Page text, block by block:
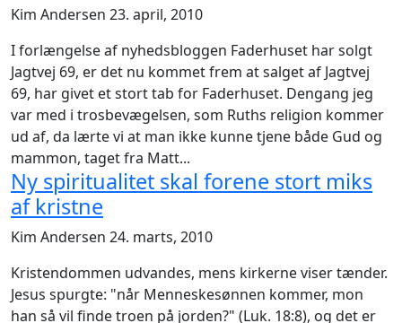
Kim Andersen 23. april, 2010
I forlængelse af nyhedsbloggen Faderhuset har solgt
Jagtvej 69, er det nu kommet frem at salget af Jagtvej
69, har givet et stort tab for Faderhuset. Dengang jeg
var med i trosbevægelsen, som Ruths religion kommer
ud af, da lærte vi at man ikke kunne tjene både Gud og
mammon, taget fra Matt...
Ny spiritualitet skal forene stort miks
af kristne
Kim Andersen 24. marts, 2010
Kristendommen udvandes, mens kirkerne viser tænder.
Jesus spurgte: "når Menneskesønnen kommer, mon
han så vil finde troen på jorden?" (Luk. 18:8), og det er